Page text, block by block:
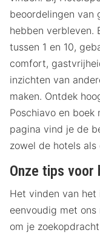
beoordelingen van
hebben verbleven.
tussen 1 en 10,
comfort,
inzichten van
maken. Ontdek
Poschiavo en
pagina vind je de
zowel de hotels als
Onze tips voor
Het vinden van het
eenvoudig met
om je